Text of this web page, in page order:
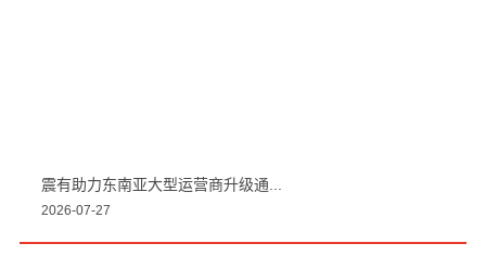
info@genew.com